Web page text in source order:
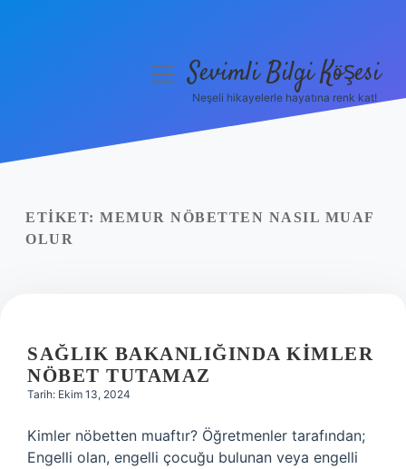
Yasal Uyarı
menüyüSevimli Bilgi Köşesi
Neşeli hikayelerle hayatına renk kat!
ETIKET: MEMUR NÖBETTEN NASIL MUAF
OLUR
SAĞLIK BAKANLIĞINDA KIMLER
NÖBET TUTAMAZ
Tarih: Ekim 13, 2024
Kimler nöbetten muaftır? Öğretmenler tarafından;
Engelli olan, engelli çocuğu bulunan veya engelli